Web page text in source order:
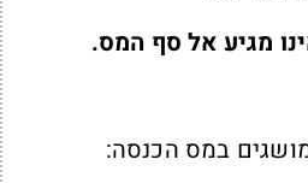
מגיע אל סף המס.
במס הכנסה: